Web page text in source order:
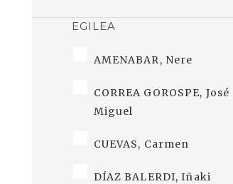
EGILEA
AMENABAR, Nere
CORREA GOROSPE, José
Miguel
CUEVAS, Carmen
DÍAZ BALERDI, Iñaki